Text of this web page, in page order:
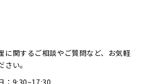
に関するご相談やご質問など、お気軽
い。